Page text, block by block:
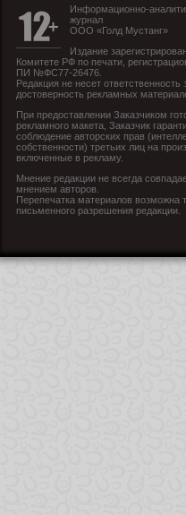
Информационно-
журнал
ООО «Голд Мустанг»
Издание
Комитете РФ по печати,
ПИ №ФС77-26476.
Редакция не несет ответственность
достоверность рекламных
При предоставлении Заказчиком
рекламного макета, Заказчик
соблюдение авторских прав
собственности) третьих лиц на
включенные в рекламу.
Мнение редакции не всегда
мнением авторов.
Перепечатка материалов возможна
письменного разрешения редакции.